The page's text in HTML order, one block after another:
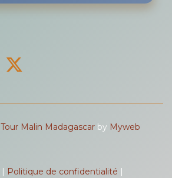
Tour Malin Madagascar by Myweb
| Politique de confidentialité |